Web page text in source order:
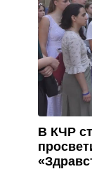
В КЧР